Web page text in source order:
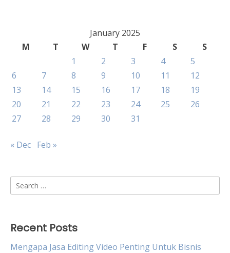
January 2025
M
T W T F S
S
1
2 3 4
5
6
7 8 9 10 11
12
13
14 15 16 17 18
19
20
21 22 23 24 25
26
27
28 29 30 31
« Dec Feb »
Search
for:
Recent Posts
Mengapa Jasa Editing Video Penting Untuk Bisnis